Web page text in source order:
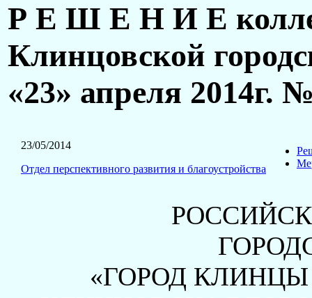
Р Е Ш Е Н И Е
Клинцовской
«23» апреля 2014г.
23/05/2014
Отдел перспективного развития и благоустройства
«ГОРОД